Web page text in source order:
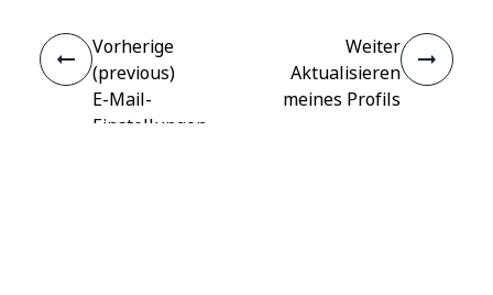
Vorherige
(previous)
E-Mail-
Einstellungen
Weiter
Aktualisieren
meines Profils